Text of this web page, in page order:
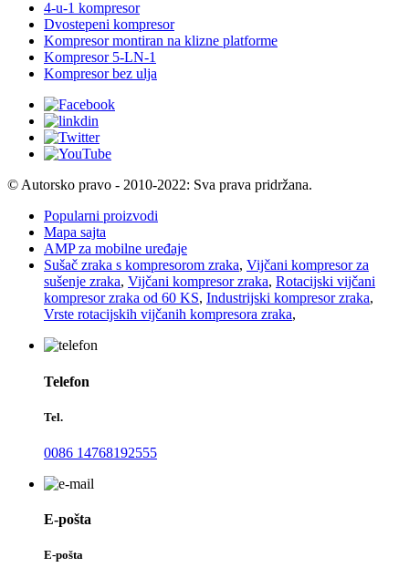
4-u-1 kompresor
Dvostepeni kompresor
Kompresor montiran na klizne platforme
Kompresor 5-LN-1
Kompresor bez ulja
© Autorsko pravo - 2010-2022: Sva prava pridržana.
Popularni proizvodi
Mapa sajta
AMP za mobilne uređaje
Sušač zraka s kompresorom zraka, Vijčani kompresor za
sušenje zraka, Vijčani kompresor zraka, Rotacijski vijčani
kompresor zraka od 60 KS, Industrijski kompresor zraka,
Vrste rotacijskih vijčanih kompresora zraka,
Telefon
Tel.
0086 14768192555
E-pošta
E-pošta